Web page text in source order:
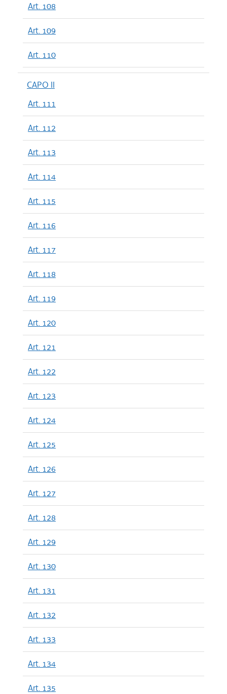
Art. 108
Art. 109
Art. 110
CAPO II
Art. 111
Art. 112
Art. 113
Art. 114
Art. 115
Art. 116
Art. 117
Art. 118
Art. 119
Art. 120
Art. 121
Art. 122
Art. 123
Art. 124
Art. 125
Art. 126
Art. 127
Art. 128
Art. 129
Art. 130
Art. 131
Art. 132
Art. 133
Art. 134
Art. 135